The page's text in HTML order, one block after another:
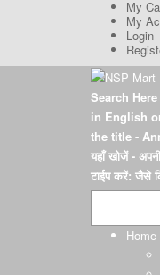
My
My
Login
Search Here
in English
the title -
यहाँ खोजें-
टाईप करें: जैसे
Home